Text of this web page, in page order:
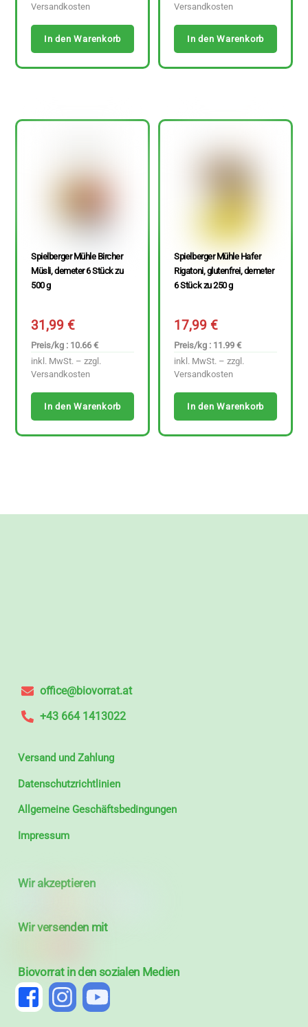
Versandkosten
In den Warenkorb
Versandkosten
In den Warenkorb
Spielberger Mühle Bircher
Müsli, demeter 6 Stück zu
500 g
31,99€
Preis/kg : 10.66 €
inkl. MwSt. – zzgl.
Versandkosten
In den Warenkorb
Spielberger Mühle Hafer
Rigatoni, glutenfrei, demeter
6 Stück zu 250 g
17,99€
Preis/kg : 11.99 €
inkl. MwSt. – zzgl.
Versandkosten
In den Warenkorb
office@biovorrat.at
+43 664 1413022
Versand und Zahlung
Datenschutzrichtlinien
Allgemeine Geschäftsbedingungen
Impressum
Wir akzeptieren
Wir versenden mit
Biovorrat in den sozialen Medien